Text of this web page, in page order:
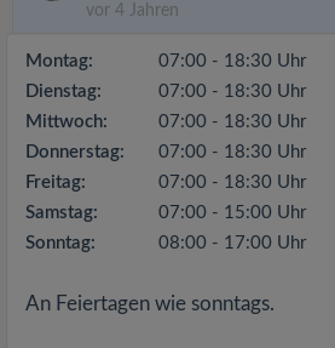
vor 4 Jahren
Montag:
07:00 - 18:30 Uhr
Dienstag:
07:00 - 18:30 Uhr
Mittwoch:
07:00 - 18:30 Uhr
Donnerstag:
07:00 - 18:30 Uhr
Freitag:
07:00 - 18:30 Uhr
Samstag:
07:00 - 15:00 Uhr
Sonntag:
08:00 - 17:00 Uhr
An Feiertagen wie sonntags.